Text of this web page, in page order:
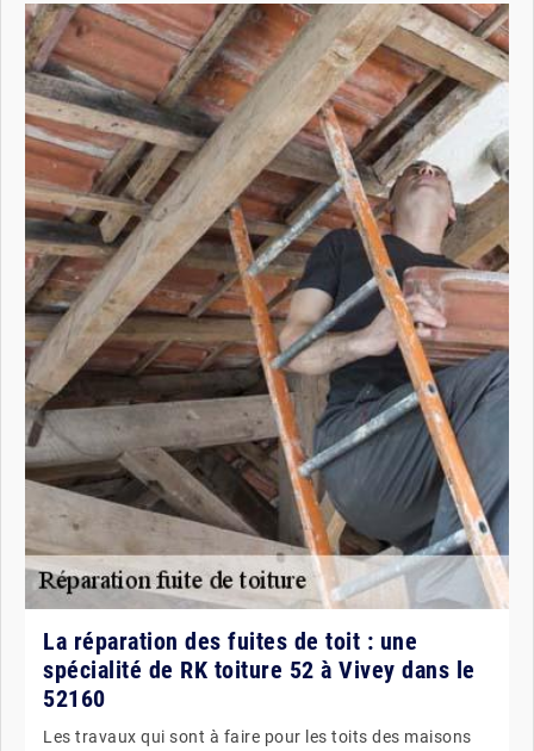
La réparation des fuites de toit : une
spécialité de RK toiture 52 à Vivey dans le
52160
Les travaux qui sont à faire pour les toits des maisons